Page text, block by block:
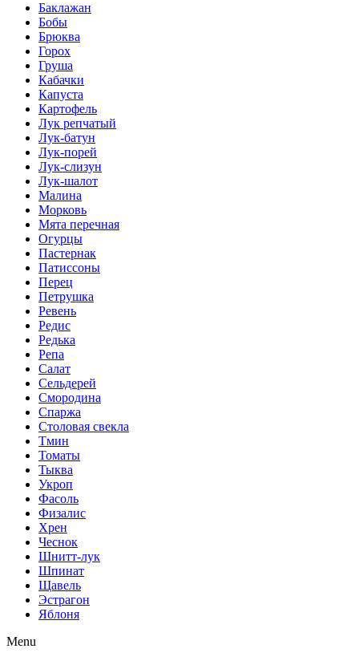
Баклажан
Бобы
Брюква
Горох
Груша
Кабачки
Капуста
Картофель
Лук репчатый
Лук-батун
Лук-порей
Лук-слизун
Лук-шалот
Малина
Морковь
Мята перечная
Огурцы
Пастернак
Патиссоны
Перец
Петрушка
Ревень
Редис
Редька
Репа
Салат
Сельдерей
Смородина
Спаржа
Столовая свекла
Тмин
Томаты
Тыква
Укроп
Фасоль
Физалис
Хрен
Чеснок
Шнитт-лук
Шпинат
Щавель
Эстрагон
Яблоня
Menu